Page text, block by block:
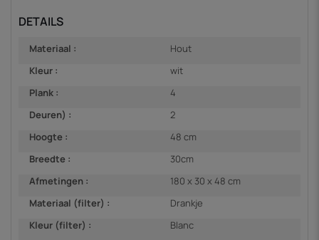
DETAILS
Materiaal :
Hout
Kleur :
wit
Plank :
4
Deuren) :
2
Hoogte :
48 cm
Breedte :
30cm
Afmetingen :
180 x 30 x 48 cm
Materiaal (filter) :
Drankje
Kleur (filter) :
Blanc